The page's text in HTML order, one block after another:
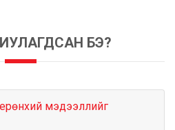
БЭ?
мэдээллийг